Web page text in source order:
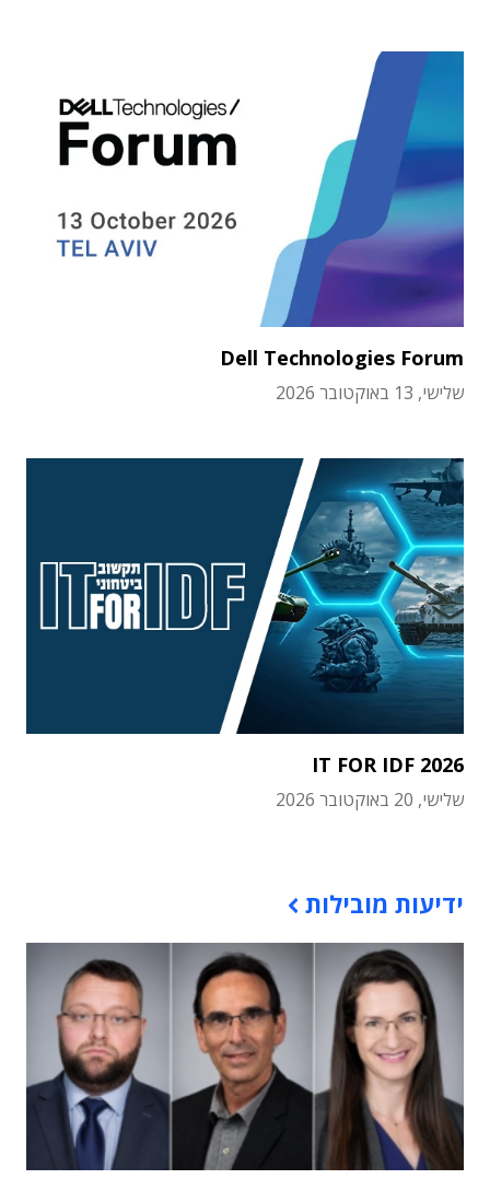
Dell Technologies Forum
שלישי, 13 באוקטובר 2026
IT FOR IDF 2026
שלישי, 20 באוקטובר 2026
ידיעות מובילות